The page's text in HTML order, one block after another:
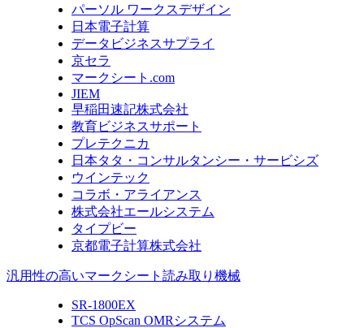
パーソル ワークスデザイン
日本電子計算
データビジネスサプライ
京セラ
マークシート.com
JIEM
早稲田速記株式会社
教育ビジネスサポート
プレテクニカ
日本タタ・コンサルタンシー・サービシズ
ウインテック
コラボ・アライアンス
株式会社エールシステム
タイプビー
京都電子計算株式会社
汎用性の高いマークシート読み取り機械
SR-1800EX
TCS OpScan OMRシステム